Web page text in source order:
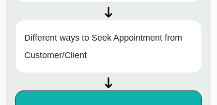
Different ways to Seek Appointment from
Customer/Client